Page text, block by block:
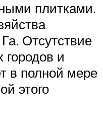
плитками.
Отсутствие
городов и
в полной мере
этого